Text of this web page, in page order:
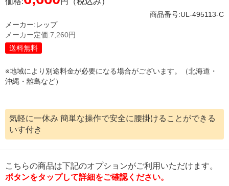
商品番号:UL-495113-C
メーカー:レップ
メーカー定価:7,260円
送料無料
※地域により別途料金が必要になる場合がございます。（北海道・
沖縄・離島など）
気軽に一休み 簡単な操作で安全に腰掛けることができる
いす付き
こちらの商品は下記のオプションがご利用いただけます。
ボタンをタップして詳細をご確認ください。